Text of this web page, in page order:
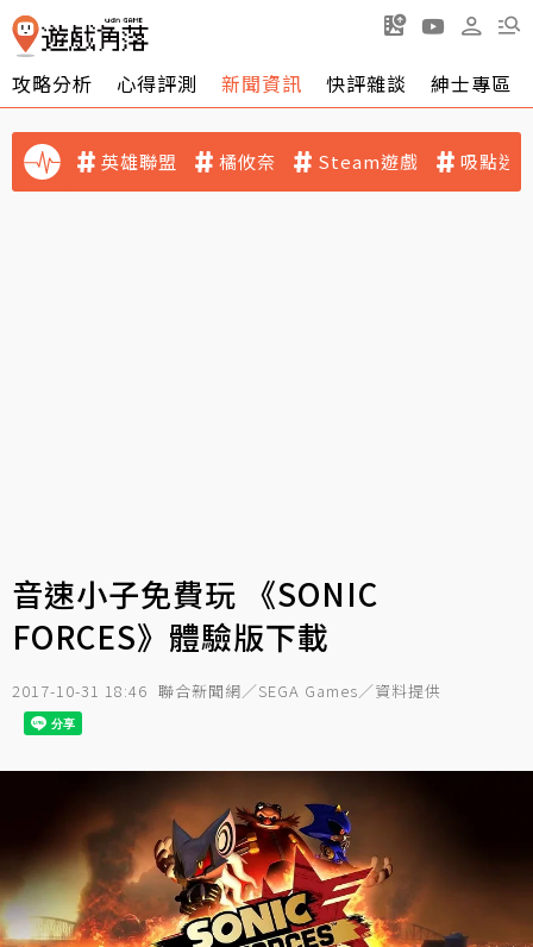
攻略分析 心得評測 新聞資訊 快評雜談 紳士專區
英雄聯盟 橘攸奈 Steam遊戲 吸點迷
音速小子免費玩 《SONIC
FORCES》體驗版下載
2017-10-31 18:46 聯合新聞網／SEGA Games／資料提供